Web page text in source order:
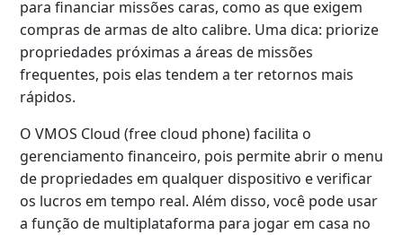
para financiar missões caras, como as que exigem
compras de armas de alto calibre. Uma dica: priorize
propriedades próximas a áreas de missões
frequentes, pois elas tendem a ter retornos mais
rápidos.
O VMOS Cloud (free cloud phone) facilita o
gerenciamento financeiro, pois permite abrir o menu
de propriedades em qualquer dispositivo e verificar
os lucros em tempo real. Além disso, você pode usar
a função de multiplataforma para jogar em casa no